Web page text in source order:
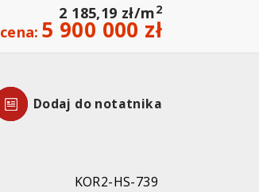
2 185,19 zł/m2
cena: 5 900 000 zł
Dodaj do notatnika
KOR2-HS-739